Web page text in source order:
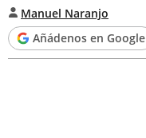
Manuel Naranjo
Añádenos en Google